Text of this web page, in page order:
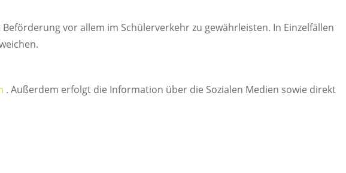
vor allem im Schülerverkehr zu gewährleisten. In Einzelfällen
. Außerdem erfolgt die Information über die Sozialen Medien sowie direkt